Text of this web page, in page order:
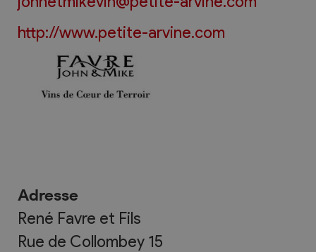
http://www.petite-arvine.com
Adresse
René Favre et Fils
Rue de Collombey 15